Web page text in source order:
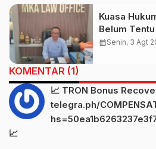
Kuasa
Belum
Kandung,
calendar_monthSenin, 3 Agt
KOMENTAR (1)
📈 TRON Bonus
telegra.ph/
📈